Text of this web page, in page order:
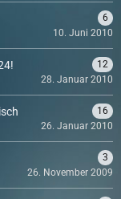
6
10. Juni 2010
12
28. Januar 2010
16
26. Januar 2010
3
26. November 2009